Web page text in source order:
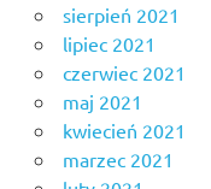
sierpień 2021
lipiec 2021
czerwiec 2021
maj 2021
kwiecień 2021
marzec 2021